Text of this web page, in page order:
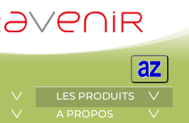
LES PRODUITS
A PROPOS